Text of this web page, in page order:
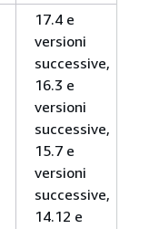
17.4 e
versioni
successive,
16.3 e
versioni
successive,
15.7 e
versioni
successive,
14.12 e